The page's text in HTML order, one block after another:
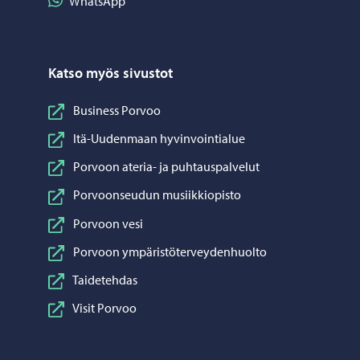
Katso myös sivustot
Business Porvoo
Itä-Uudenmaan hyvinvointialue
Porvoon ateria- ja puhtauspalvelut
Porvoonseudun musiikkiopisto
Porvoon vesi
Porvoon ympäristöterveydenhuolto
Taidetehdas
Visit Porvoo